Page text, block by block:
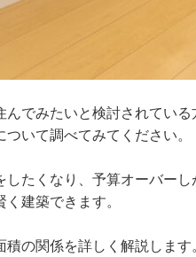
でみたいと検討されている
いて調べてみてください。
したくなり、予算オーバーし
建築できます。
の関係を詳しく解説します